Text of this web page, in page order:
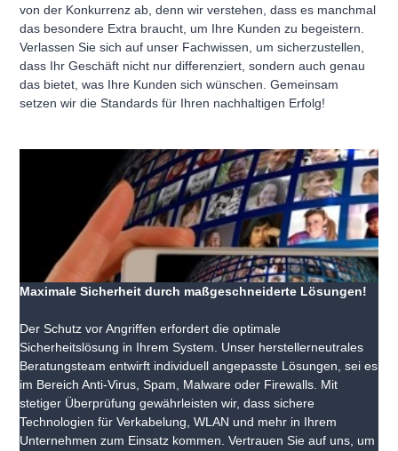
von der Konkurrenz ab, denn wir verstehen, dass es manchmal
das besondere Extra braucht, um Ihre Kunden zu begeistern.
Verlassen Sie sich auf unser Fachwissen, um sicherzustellen,
dass Ihr Geschäft nicht nur differenziert, sondern auch genau
das bietet, was Ihre Kunden sich wünschen. Gemeinsam
setzen wir die Standards für Ihren nachhaltigen Erfolg!
Maximale Sicherheit durch maßgeschneiderte Lösungen!
Der Schutz vor Angriffen erfordert die optimale
Sicherheitslösung in Ihrem System. Unser herstellerneutrales
Beratungsteam entwirft individuell angepasste Lösungen, sei es
im Bereich Anti-Virus, Spam, Malware oder Firewalls. Mit
stetiger Überprüfung gewährleisten wir, dass sichere
Technologien für Verkabelung, WLAN und mehr in Ihrem
Unternehmen zum Einsatz kommen. Vertrauen Sie auf uns, um